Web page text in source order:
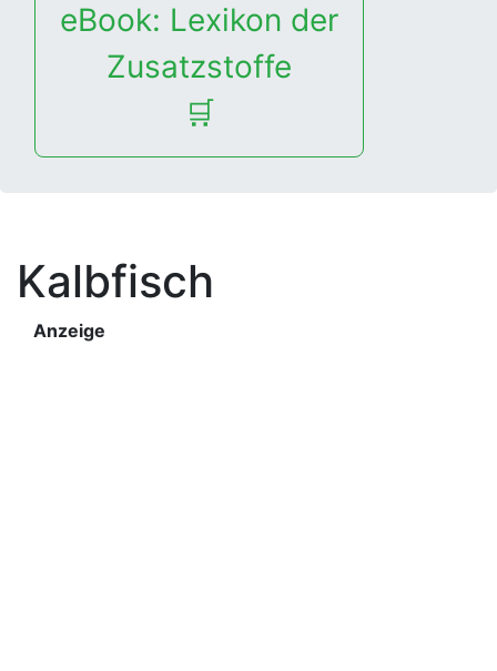
eBook: Lexikon der
Zusatzstoffe
🛒
Kalbfisch
Anzeige